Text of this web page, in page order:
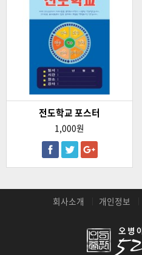
전도학교 포스터
1,000원
회사소개 개인정보